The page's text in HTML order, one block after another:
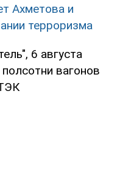
Ахметова и
терроризма
6 августа
вагонов